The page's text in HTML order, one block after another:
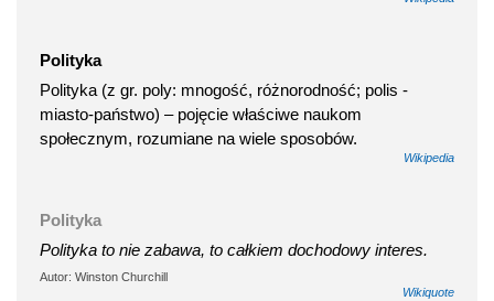
Polityka
Polityka (z gr. poly: mnogość, różnorodność; polis -
miasto-państwo) – pojęcie właściwe naukom
społecznym, rozumiane na wiele sposobów.
Wikipedia
Polityka
Polityka to nie zabawa, to całkiem dochodowy interes.
Autor: Winston Churchill
Wikiquote